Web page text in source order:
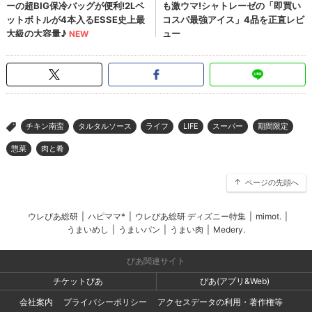
> チキン南蛮 タルタルソース ライフ LIFE スーパー 期間限定
惣菜 肉と肴
ページの先頭へ
ウレぴあ総研 ハピママ* ウレぴあ総研 ディズニー特集 mimot.
うまいめし
うまいパン うまい肉 Medery.
ぴあ関連サイト
チケットぴあ
ぴあ(アプリ&Web)
会社案内
プライバシーポリシー アクセスデータの利用・著作権等